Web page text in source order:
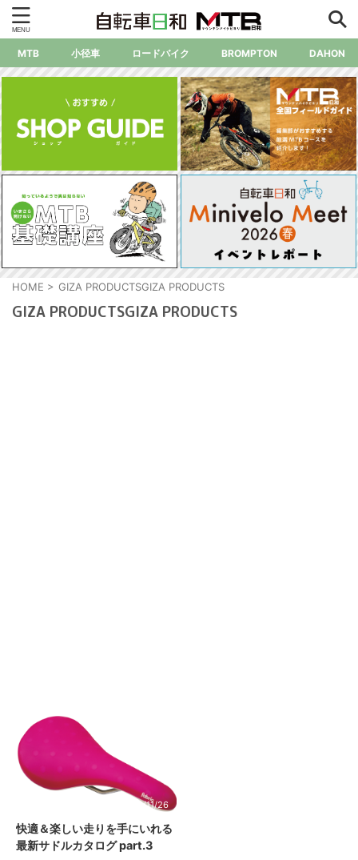
MTB 小径車 ロードバイク BROMPTON DAHON
HOME > GIZA PRODUCTSGIZA PRODUCTS
GIZA PRODUCTSGIZA PRODUCTS
2020/11/26
快適＆楽しい走りを手にいれる
最新サドルカタログ part.3